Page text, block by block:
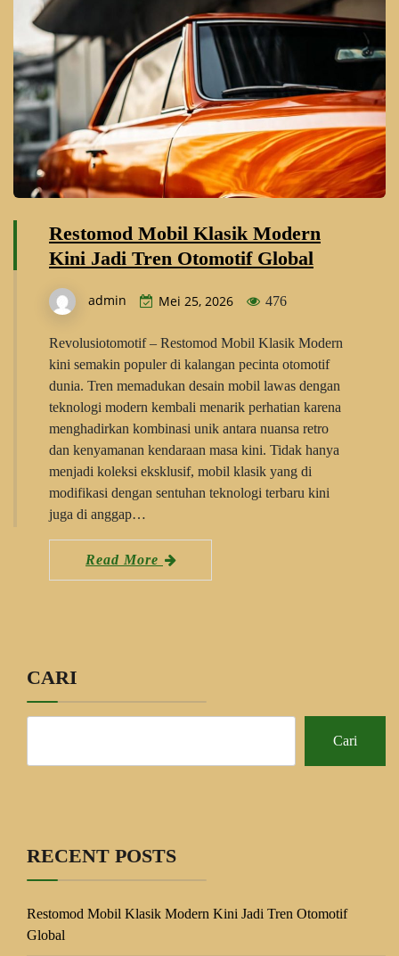
Restomod Mobil Klasik Modern
Kini Jadi Tren Otomotif Global
admin Mei 25, 2026 476
Revolusiotomotif – Restomod Mobil Klasik Modern
kini semakin populer di kalangan pecinta otomotif
dunia. Tren memadukan desain mobil lawas dengan
teknologi modern kembali menarik perhatian karena
menghadirkan kombinasi unik antara nuansa retro
dan kenyamanan kendaraan masa kini. Tidak hanya
menjadi koleksi eksklusif, mobil klasik yang di
modifikasi dengan sentuhan teknologi terbaru kini
juga di anggap…
Read More
CARI
Cari
RECENT POSTS
Restomod Mobil Klasik Modern Kini Jadi Tren Otomotif
Global